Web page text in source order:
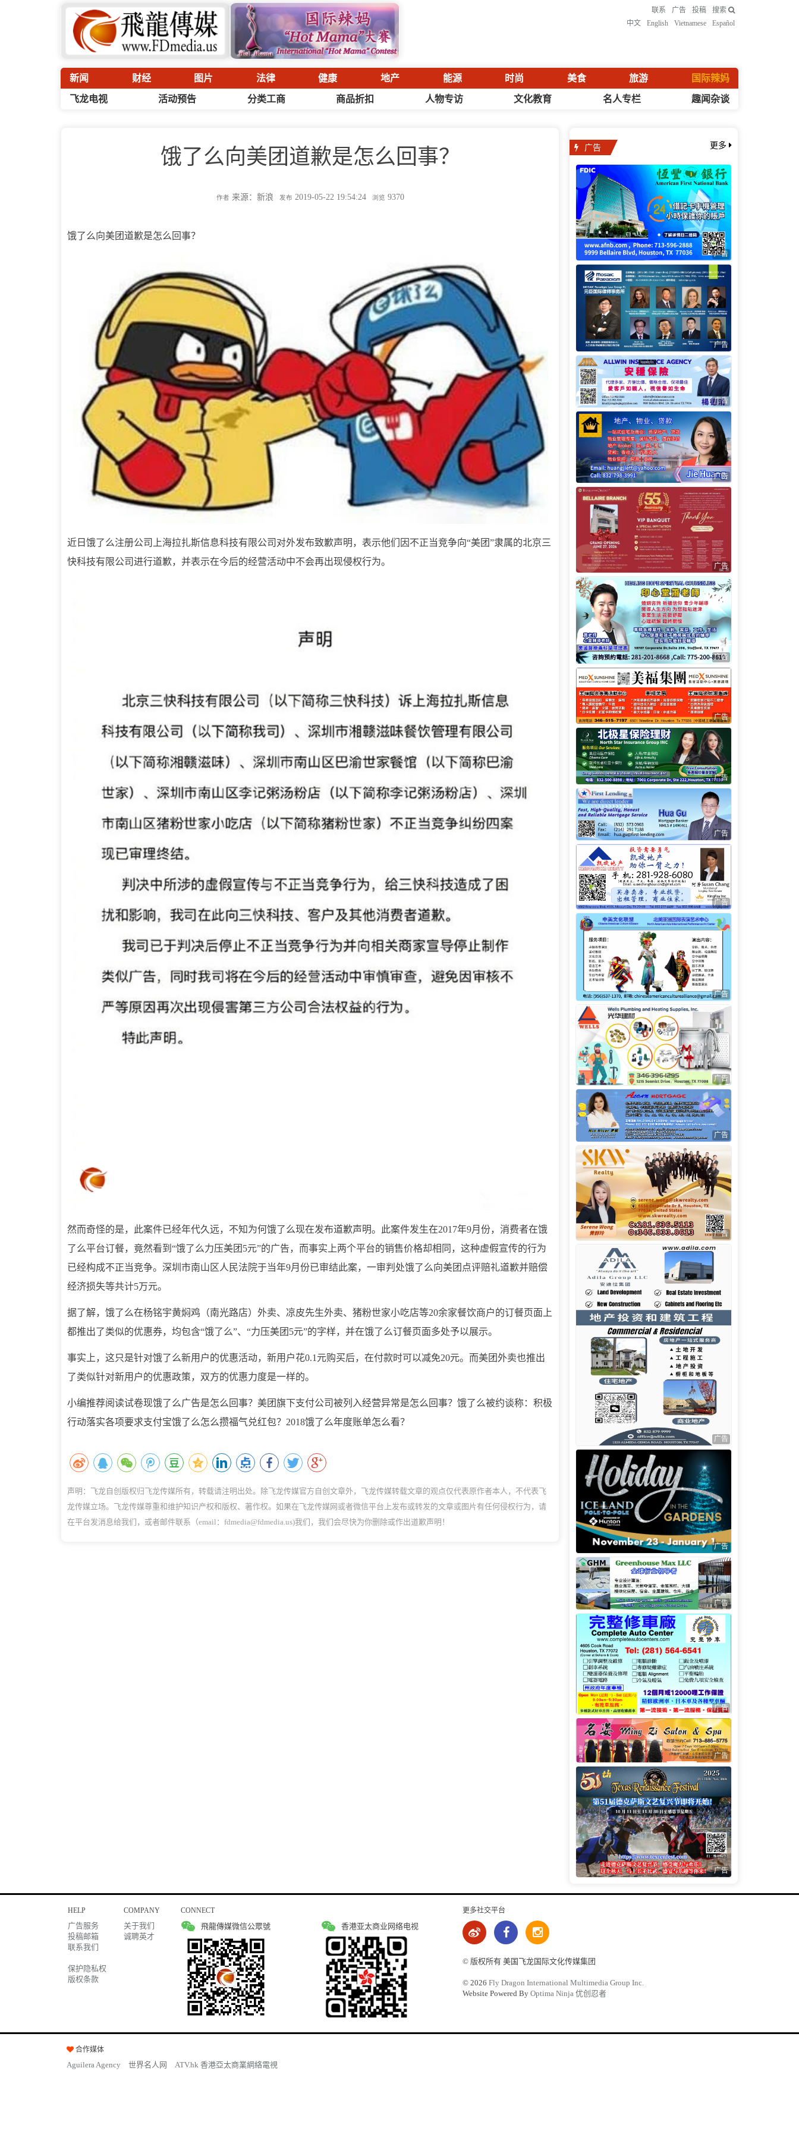
联系 广告 投稿
搜索
中文
English Vietnamese Español
新闻 财经 图片 法律 健康 地产 能源 时尚 美食 旅游 国际辣妈
飞龙电视 活动预告 分类工商 商品折扣 人物专访 文化教育 名人专栏 趣闻杂谈
饿了么向美团道歉是怎么回事？
作者 来源：新浪 发布 2019-05-22 19:54:24 浏览 9370
饿了么向美团道歉是怎么回事？
近日饿了么注册公司上海拉扎斯信息科技有限公司对外发布致歉声明，表示他们因不正当竞争向“美团”隶属的北京三
快科技有限公司进行道歉，并表示在今后的经营活动中不会再出现侵权行为。
然而奇怪的是，此案件已经年代久远，不知为何饿了么现在发布道歉声明。此案件发生在2017年9月份，消费者在饿
了么平台订餐，竟然看到“饿了么力压美团5元”的广告，而事实上两个平台的销售价格却相同，这种虚假宣传的行为
已经构成不正当竞争。深圳市南山区人民法院于当年9月份已审结此案，一审判处饿了么向美团点评赔礼道歉并赔偿
经济损失等共计5万元。
据了解，饿了么在杨铭宇黄焖鸡（南光路店）外卖、凉皮先生外卖、猪粉世家小吃店等20余家餐饮商户的订餐页面上
都推出了类似的优惠券，均包含“饿了么”、“力压美团5元”的字样，并在饿了么订餐页面多处予以展示。
事实上，这只是针对饿了么新用户的优惠活动，新用户花0.1元购买后，在付款时可以减免20元。而美团外卖也推出
了类似针对新用户的优惠政策，双方的优惠力度是一样的。
小编推荐阅读试卷现饿了么广告是怎么回事？美团旗下支付公司被列入经营异常是怎么回事？饿了么被约谈称：积极
行动落实各项要求支付宝饿了么怎么攒福气兑红包？2018饿了么年度账单怎么看？
声明：飞龙自创版权归飞龙传媒所有，转载请注明出处。除飞龙传媒官方自创文章外，飞龙传媒转载文章的观点仅代表原作者本人，不代表飞
龙传媒立场。飞龙传媒尊重和维护知识产权和版权、著作权。如果在飞龙传媒网或者微信平台上发布或转发的文章或图片有任何侵权行为，请
在平台发消息给我们，或者邮件联系（email：fdmedia@fdmedia.us)我们，我们会尽快为你删除或作出道歉声明！
广告 更多
广告
广告
广告
广告
广告
广告
广告
广告
广告
广告
广告
广告
广告
广告
广告
广告
广告
广告
广告
广告
HELP
广告服务
投稿邮箱
联系我们
保护隐私权
版权条款
COMPANY
关于我们
诚聘英才
CONNECT
飛龍傳媒微信公眾號 香港亚太商业网络电视
更多社交平台
© 版权所有 美国飞龙国际文化传媒集团
© 2026 Fly Dragon International Multimedia Group Inc.
Website Powered By Optima Ninja 优创忍者
合作媒体
Aguilera Agency 世界名人网 ATV.hk 香港亞太商業網絡電視